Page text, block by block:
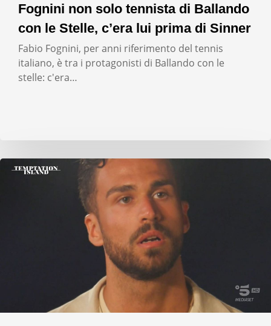
Fognini non solo tennista di Ballando
con le Stelle, c’era lui prima di Sinner
Fabio Fognini, per anni riferimento del tennis
italiano, è tra i protagonisti di Ballando con le
stelle: c'era…